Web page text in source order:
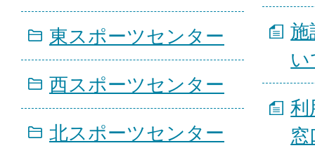
東スポーツセンター
西スポーツセンター
北スポーツセンター
施
い
利
窓